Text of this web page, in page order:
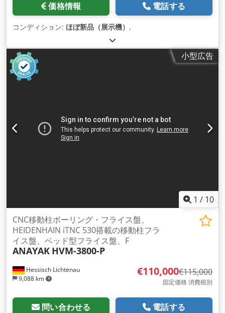
価格情報 電話する
コンディション: ほぼ新品（展示機） ,
小型広告
1 / 10
Hessisch Lichtenau
9,088 km
CNC移動柱ボーリング・フライス盤、
HEIDENHAIN iTNC 530搭載の移動柱フラ
イス盤、ベッド型フライス盤、F
ANAYAK HVM-3800-P
€110,000€115,000
固定価格 消費税別
問い合わせる 電話する